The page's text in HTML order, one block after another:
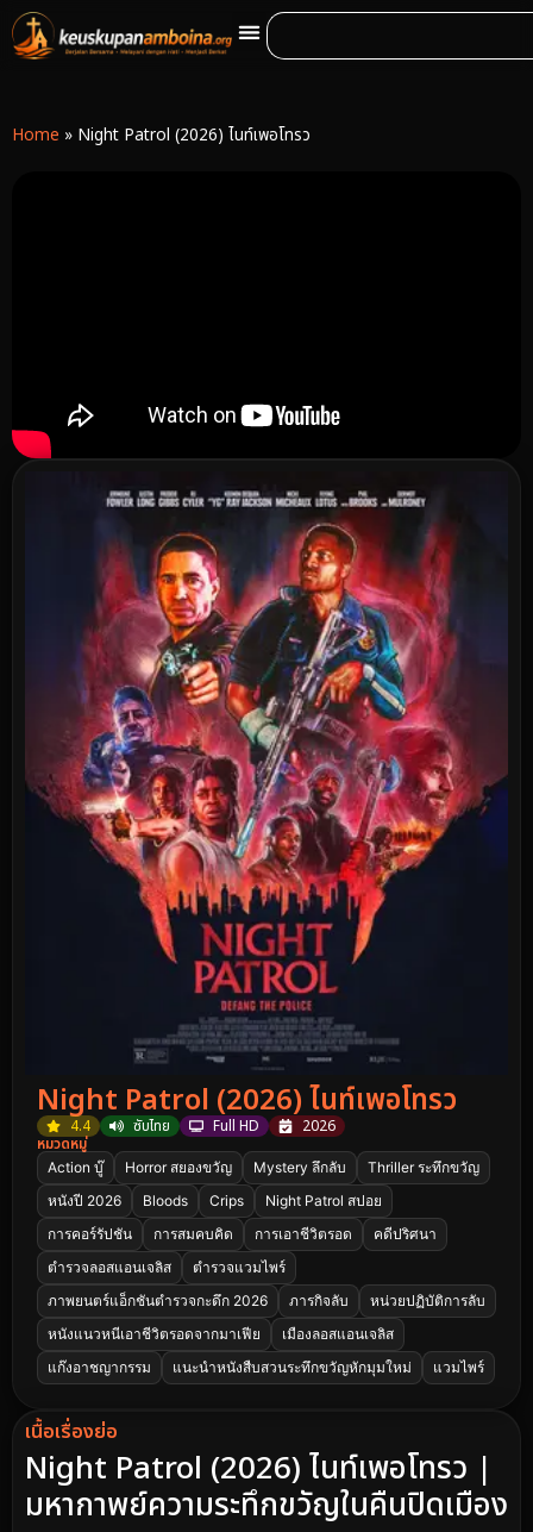
Home » Night Patrol (2026) ไนท์เพอโทรว
Night Patrol (2026) ไนท์เพอโทรว
4.4 ซับไทย Full HD
2026
หมวดหมู่
Action บู๊ Horror สยองขวัญ Mystery ลึกลับ
Thriller ระทึกขวัญ
หนังปี 2026
Bloods Crips
Night Patrol สปอย
การคอร์รัปชัน
การสมคบคิด การเอาชีวิตรอด
คดีปริศนา
ตำรวจลอสแอนเจลิส
ตำรวจแวมไพร์
ภาพยนตร์แอ็กชันตำรวจกะดึก 2026
ภารกิจลับ
หน่วยปฏิบัติการลับ
หนังแนวหนีเอาชีวิตรอดจากมาเฟีย
เมืองลอสแอนเจลิส
แก๊งอาชญากรรม
แนะนำหนังสืบสวนระทึกขวัญหักมุมใหม่ แวมไพร์
เนื้อเรื่องย่อ
Night Patrol (2026) ไนท์เพอโทรว |
มหากาพย์ความระทึกขวัญในคืนปิดเมือง